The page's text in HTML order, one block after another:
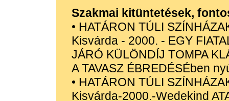
Szakmai kitüntetések,
• HATÁRON TÚLI
Kisvárda - 2000. - EGY
JÁRÓ KÜLÖNDÍJ TOMPA
A TAVASZ ÉBREDÉSÉben
• HATÁRON TÚLI
Kisvárda-2000.-Wedekind